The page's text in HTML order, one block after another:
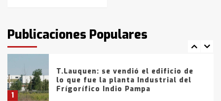
Publicaciones Populares
fueron detenidos por
comercialización de drogas en la
tarde del sábado
1
T.Lauquen: se vendió el edificio de
lo que fue la planta Industrial del
Frígorífico Indio Pampa